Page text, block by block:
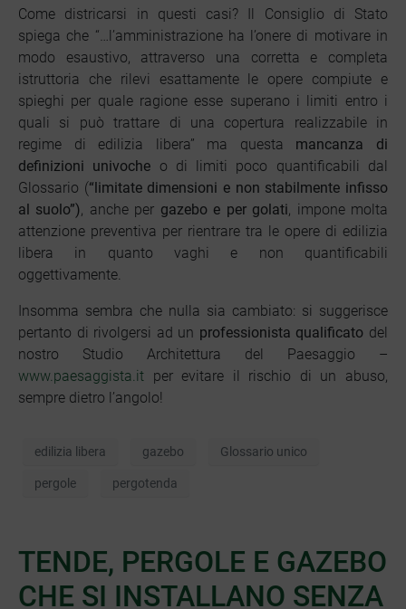
Come districarsi in questi casi? Il Consiglio di Stato
spiega che “…l’amministrazione ha l’onere di motivare in
modo esaustivo, attraverso una corretta e completa
istruttoria che rilevi esattamente le opere compiute e
spieghi per quale ragione esse superano i limiti entro i
quali si può trattare di una copertura realizzabile in
regime di edilizia libera” ma questa mancanza di
definizioni univoche o di limiti poco quantificabili dal
Glossario (“limitate dimensioni e non stabilmente infisso
al suolo”), anche per gazebo e per golati, impone molta
attenzione preventiva per rientrare tra le opere di edilizia
libera in quanto vaghi e non quantificabili
oggettivamente.
Insomma sembra che nulla sia cambiato: si suggerisce
pertanto di rivolgersi ad un professionista qualificato del
nostro Studio Architettura del Paesaggio –
www.paesaggista.it per evitare il rischio di un abuso,
sempre dietro l’angolo!
edilizia libera gazebo Glossario unico
pergole pergotenda
TENDE, PERGOLE E GAZEBO
CHE SI INSTALLANO SENZA